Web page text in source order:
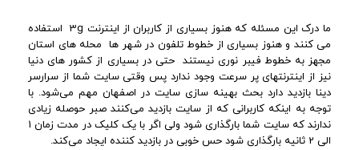
ما درک این مسئله که هنوز بسیاری از کاربران از اینترنت 3g استفاده
می‌ کنند و هنوز بسیاری از خطوط تلفون در شهر ها محله های استان
مجهز به خطوط فیبر نوری نیستند حتی در بسیاری از کشور های دنیا
نیز از اینترنتهای پر سرعت وجود ندارد پس وقتی سایت شما از سرارسر
دینا بازدید دارد بحث بهینه سازی سایت در اصفهان مهم می‌شود. با
توجه به اینکه کاربرانی که از سایت بازدید می‌کنند صبر حوصله زیادی
ندارند که سایت شما بارگذاری شود ولی اگر با یک کلیک در مدت زمان 1
الی 2 ثانیه بارگذاری شود حس خوبی در بازدید کننده ایجاد می‌کند.